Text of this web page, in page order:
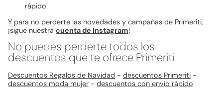
rápido.
Y para no perderte las novedades y campañas de Primeriti,
¡sigue nuestra cuenta de Instagram!
No puedes perderte todos los
descuentos que te ofrece Primeriti
Descuentos Regalos de Navidad - descuentos Primeriti -
descuentos moda mujer - descuentos con envío rápido